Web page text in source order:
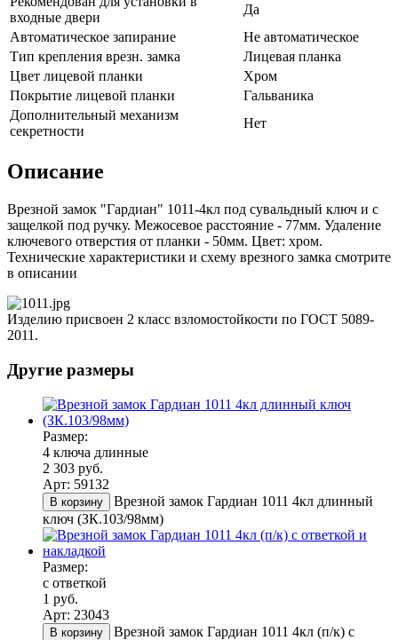
входные двери
Да
Автоматическое запирание
Не автоматическое
Тип крепления врезн. замка
Лицевая планка
Цвет лицевой планки
Хром
Покрытие лицевой планки
Гальваника
Дополнительный механизм
секретности
Нет
Описание
Врезной замок "Гардиан" 1011-4кл под сувальдный ключ и с
защелкой под ручку. Межосевое расстояние - 77мм. Удаление
ключевого отверстия от планки - 50мм. Цвет: хром.
Технические характеристики и схему врезного замка смотрите
в описании
Изделию присвоен 2 класс взломостойкости по ГОСТ 5089-
2011.
Другие размеры
Размер:
4 ключа длинные
2 303 руб.
Арт: 59132
В корзину
Врезной замок Гардиан 1011 4кл длинный
ключ (ЗК.103/98мм)
Размер:
с ответкой
1 руб.
Арт: 23043
В корзину
Врезной замок Гардиан 1011 4кл (п/к) с